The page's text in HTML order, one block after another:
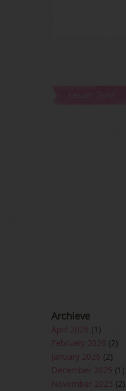
Archieve
April 2026 (1)
February 2026 (2)
January 2026 (2)
December 2025 (1)
November 2025 (2)